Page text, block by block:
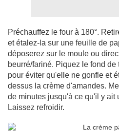
Préchauffez le four à 180°.
et étalez-la sur une feuille de
déposerez sur le moule ou
beurré/fariné. Piquez le fond
pour éviter qu'elle ne gonfle et
dessus la crème d'amandes.
de minutes jusqu'à ce qu'il y ait
Laissez refroidir.